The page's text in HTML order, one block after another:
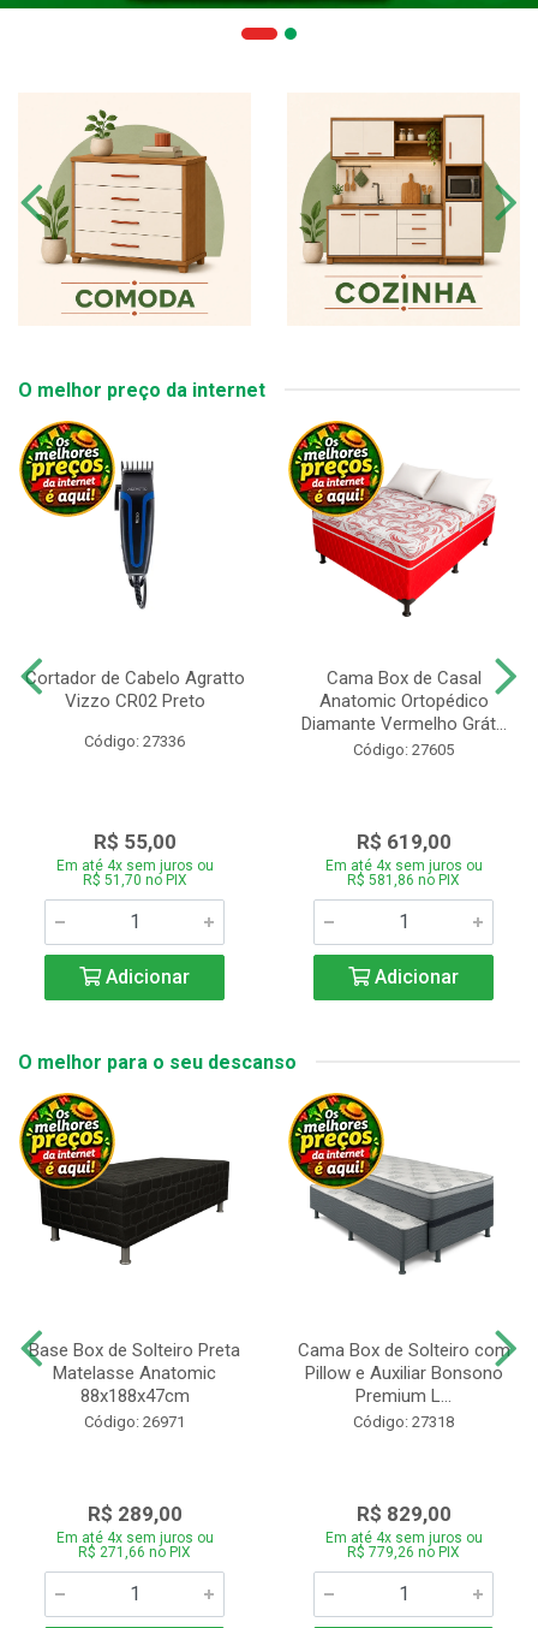
O melhor preço da internet
Cortador de Cabelo Agratto
Vizzo CR02 Preto
Código: 27336
R$ 55,00
Em até 4x sem juros ou
R$ 51,70 no PIX
Adicionar
Cama Box de Casal
Anatomic Ortopédico
Diamante Vermelho Grát...
Código: 27605
R$ 619,00
Em até 4x sem juros ou
R$ 581,86 no PIX
Adicionar
O melhor para o seu descanso
Base Box de Solteiro Preta
Matelasse Anatomic
88x188x47cm
Código: 26971
R$ 289,00
Em até 4x sem juros ou
R$ 271,66 no PIX
Cama Box de Solteiro com
Pillow e Auxiliar Bonsono
Premium L...
Código: 27318
R$ 829,00
Em até 4x sem juros ou
R$ 779,26 no PIX